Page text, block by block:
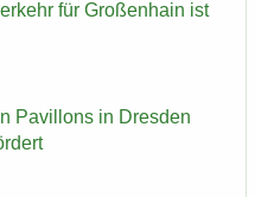
für Gro­ßen­hain ist
Pa­vil­lons in Dres­den